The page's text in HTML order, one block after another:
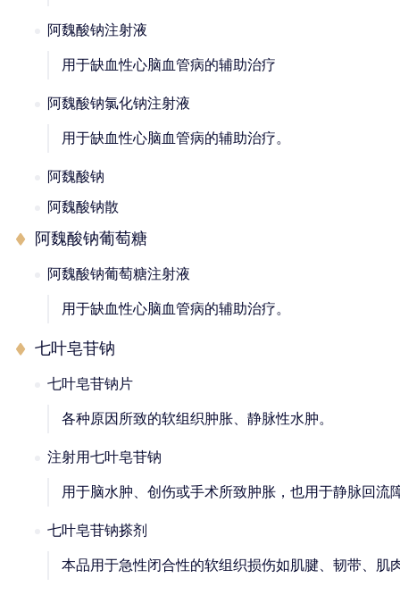
阿魏酸钠注射液
用于缺血性心脑血管病的辅助治疗
阿魏酸钠氯化钠注射液
用于缺血性心脑血管病的辅助治疗。
阿魏酸钠
阿魏酸钠散
阿魏酸钠葡萄糖
阿魏酸钠葡萄糖注射液
用于缺血性心脑血管病的辅助治疗。
七叶皂苷钠
七叶皂苷钠片
各种原因所致的软组织肿胀、静脉性水肿。
注射用七叶皂苷钠
用于脑水肿、创伤或手术所致肿胀，也用于静脉回流
七叶皂苷钠搽剂
本品用于急性闭合性的软组织损伤如肌腱、韧带、肌